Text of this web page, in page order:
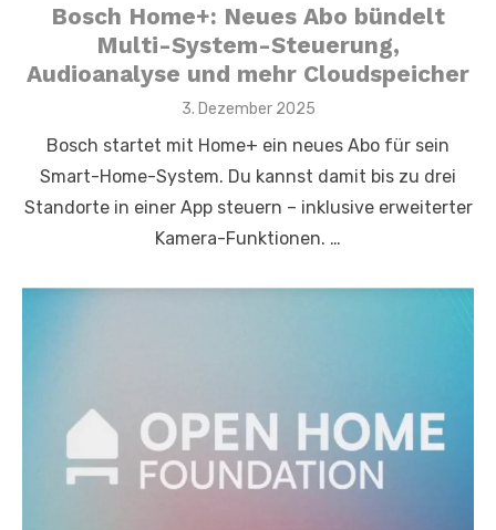
Bosch Home+: Neues Abo bündelt
Multi-System-Steuerung,
Audioanalyse und mehr Cloudspeicher
Posted
3. Dezember 2025
Bosch startet mit Home+ ein neues Abo für sein
Smart-Home-System. Du kannst damit bis zu drei
Standorte in einer App steuern – inklusive erweiterter
Kamera-Funktionen. …